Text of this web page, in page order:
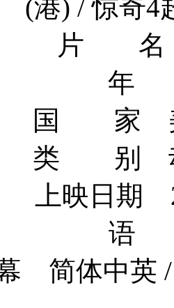
(港) / 惊奇4
片 名
年
国 家 美
类 别 动
上映日期
语
体中英 /